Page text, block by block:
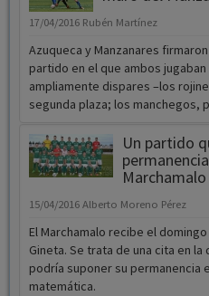
17/04/2016 Rubén Martínez
Azuqueca y Manzanares
partido en el que ambos
ampliamente dispares –los
segunda plaza; los manchegos,
Un partido
Marchamalo
15/04/2016 Alberto Moreno Pérez
El Marchamalo recibe el domingo
Gineta. Se trata de una cita en
podría suponer su permanencia
matemática.